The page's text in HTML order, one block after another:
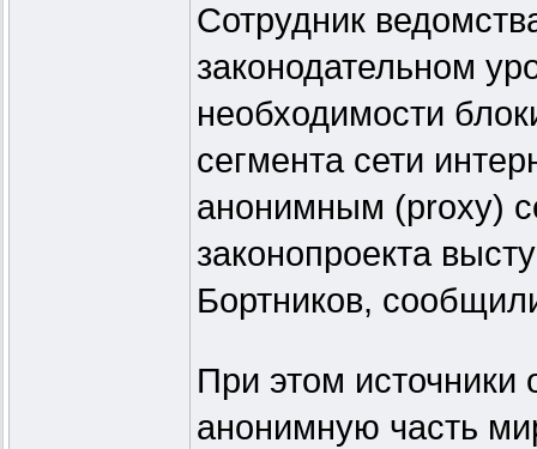
Сотрудник
законодательном
необходимости
сегмента сети
анонимным (proxy)
законопроекта
Бортников,
При этом источники
анонимную часть